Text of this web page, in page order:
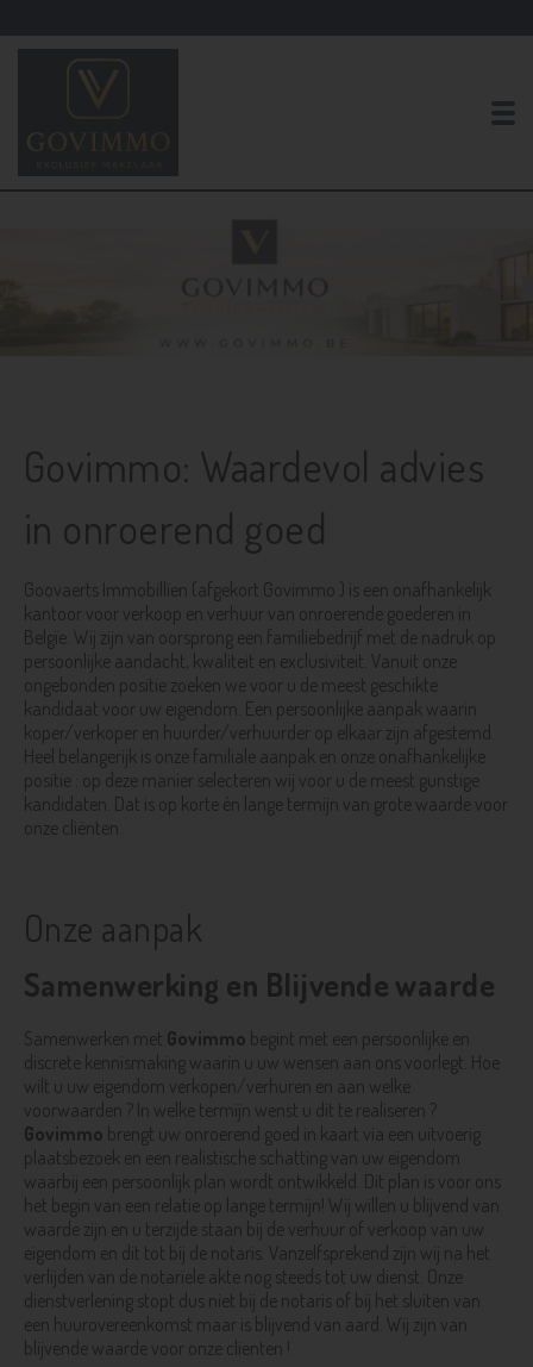
Govimmo: Waardevol advies
in onroerend goed
Goovaerts Immobillïen (afgekort Govimmo ) is een onafhankelijk
kantoor voor verkoop en verhuur van onroerende goederen in
Belgïe. Wij zijn van oorsprong een familiebedrijf met de nadruk op
persoonlijke aandacht, kwaliteit en exclusiviteit. Vanuit onze
ongebonden positie zoeken we voor u de meest geschikte
kandidaat voor uw eigendom. Een persoonlijke aanpak waarin
koper/verkoper en huurder/verhuurder op elkaar zijn afgestemd.
Heel belangerijk is onze familiale aanpak en onze onafhankelijke
positie : op deze manier selecteren wij voor u de meest gunstige
kandidaten. Dat is op korte én lange termijn van grote waarde voor
onze cliënten.
Onze aanpak
Samenwerking en Blijvende waarde
Samenwerken met Govimmo begint met een persoonlijke en
discrete kennismaking waarin u uw wensen aan ons voorlegt. Hoe
wilt u uw eigendom verkopen/verhuren en aan welke
voorwaarden ? In welke termijn wenst u dit te realiseren ?
Govimmo brengt uw onroerend goed in kaart via een uitvoerig
plaatsbezoek en een realistische schatting van uw eigendom
waarbij een persoonlijk plan wordt ontwikkeld. Dit plan is voor ons
het begin van een relatie op lange termijn! Wij willen u blijvend van
waarde zijn en u terzijde staan bij de verhuur of verkoop van uw
eigendom en dit tot bij de notaris. Vanzelfsprekend zijn wij na het
verlijden van de notarïele akte nog steeds tot uw dienst. Onze
dienstverlening stopt dus niet bij de notaris of bij het sluiten van
een huurovereenkomst maar is blijvend van aard. Wij zijn van
blijvende waarde voor onze clienten !